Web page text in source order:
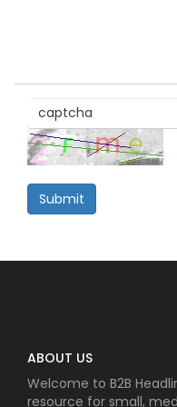
Submit
ABOUT US
Welcome to B2B
resource for small,